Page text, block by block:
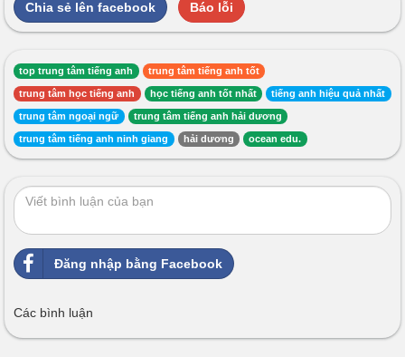
Chia sẻ lên facebook Báo lỗi
top trung tâm tiếng anh trung tâm tiếng anh tốt
trung tâm học tiếng anh học tiếng anh tốt nhất tiếng anh hiệu quả nhất
trung tâm ngoại ngữ trung tâm tiếng anh hải dương
trung tâm tiếng anh ninh giang hải dương ocean edu.
Đăng nhập bằng Facebook
Các bình luận